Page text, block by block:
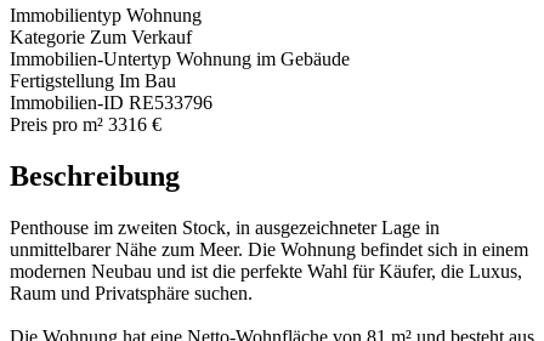
Immobilientyp Wohnung
Kategorie Zum Verkauf
Immobilien-Untertyp Wohnung im Gebäude
Fertigstellung Im Bau
Immobilien-ID RE533796
Preis pro m² 3316 €
Beschreibung
Penthouse im zweiten Stock, in ausgezeichneter Lage in
unmittelbarer Nähe zum Meer. Die Wohnung befindet sich in einem
modernen Neubau und ist die perfekte Wahl für Käufer, die Luxus,
Raum und Privatsphäre suchen.
Die Wohnung hat eine Netto-Wohnfläche von 81 m² und besteht aus